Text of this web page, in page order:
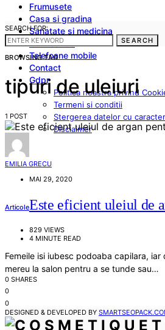
Frumusete
Casa si gradina
Sanatate si medicina
Cum sa fac
Telefoane mobile
Contact
Gdpr
Politica noastra privind
Termeni si conditii
Stergerea datelor cu
Disclaimer
SEARCH FOR:
SEARCH
BROWSING TAG
tipuri de uleiuri
1 POST
EMILIA GRECU
MAI 29, 2020
ArticoleEste eficient uleiul de
829 VIEWS
4 MINUTE READ
Femeile isi iubesc podoaba capilara,
mereu la salon pentru a se tunde sau…
0 SHARES
0
0
DESIGNED & DEVELOPED BY